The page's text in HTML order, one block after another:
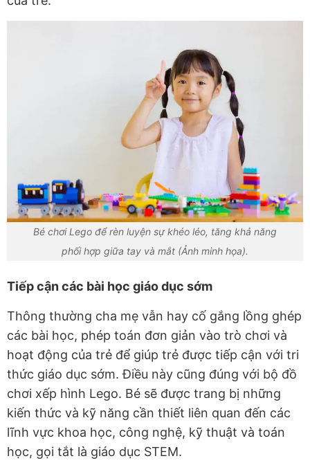
Bé chơi Lego để rèn luyện sự khéo léo, tăng khả năng
phối hợp giữa tay và mắt (Ảnh minh họa).
Tiếp cận các bài học giáo dục sớm
Thông thường cha mẹ vẫn hay cố gắng lồng ghép
các bài học, phép toán đơn giản vào trò chơi và
hoạt động của trẻ để giúp trẻ được tiếp cận với tri
thức giáo dục sớm. Điều này cũng đúng với bộ đồ
chơi xếp hình Lego. Bé sẽ được trang bị những
kiến thức và kỹ năng cần thiết liên quan đến các
lĩnh vực khoa học, công nghệ, kỹ thuật và toán
học, gọi tắt là giáo dục STEM.